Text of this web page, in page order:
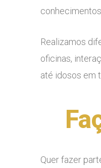
conhecimentos.
Realizamos
oficinas,
até idosos em
Quer fazer